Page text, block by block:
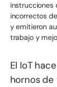
instrucciones
incorrectos
y emitieron
trabajo y
El IoT
hornos